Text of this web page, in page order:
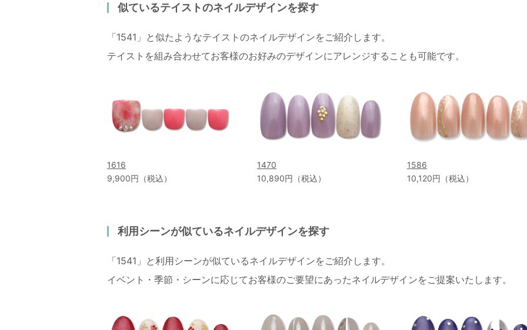
似ているテイストのネイルデザインを探す
「1541」と似たようなテイストのネイルデザインをご紹介します。
テイストを組み合わせてお客様のお好みのデザインにアレンジすることも可能です。
1616
9,900円（税込）
1470
10,890円（税込）
1586
10,120円（税込）
利用シーンが似ているネイルデザインを探す
「1541」と利用シーンが似ているネイルデザインをご紹介します。
イベント・季節・シーンに応じてお客様のご要望にあったネイルデザインをご提案いたします。